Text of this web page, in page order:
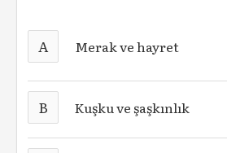
A Merak ve hayret
B Kuşku ve şaşkınlık